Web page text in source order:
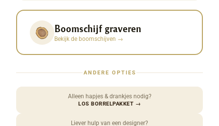
Boomschijf graveren
Bekijk de boomschijven →
ANDERE OPTIES
Alleen hapjes & drankjes nodig?
LOS BORRELPAKKET →
Liever hulp van een designer?